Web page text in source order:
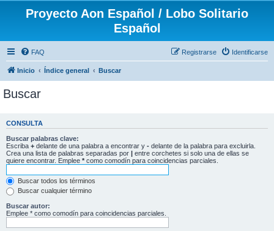
Proyecto Aon Español / Lobo Solitario
Español
FAQ Identificarse
Registrarse
Inicio Índice general Buscar
Buscar
CONSULTA
Buscar palabras clave:
Escriba + delante de una palabra a encontrar y - delante de la palabra para excluirla.
Crea una lista de palabras separadas por | entre corchetes si solo una de ellas se
quiere encontrar. Emplee * como comodín para coincidencias parciales.
Buscar todos los términos
Buscar cualquier término
Buscar autor:
Emplee * como comodín para coincidencias parciales.